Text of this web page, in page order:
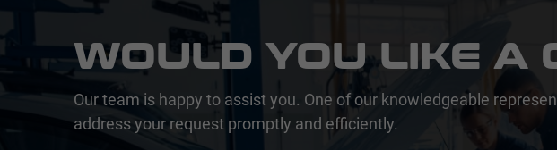
WOULD YOU LIKE A
Our team is happy to assist you. One of our knowledgeable
address your request promptly and efficiently.